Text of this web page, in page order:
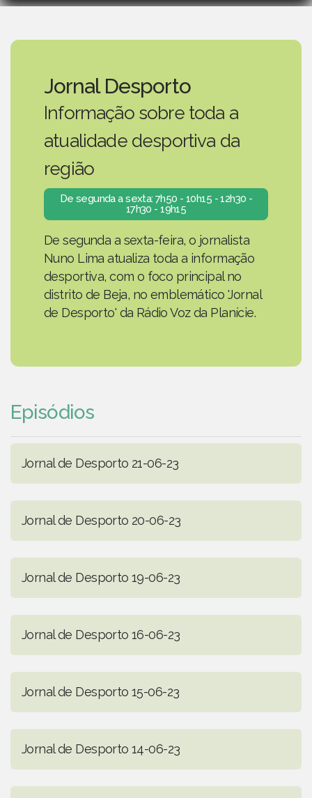
Jornal Desporto
Informação sobre toda a
atualidade desportiva da
região
De segunda a sexta: 7h50 - 10h15 - 12h30 -
17h30 - 19h15
De segunda a sexta-feira, o jornalista
Nuno Lima atualiza toda a informação
desportiva, com o foco principal no
distrito de Beja, no emblemático 'Jornal
de Desporto' da Rádio Voz da Planície.
Episódios
Jornal de Desporto 21-06-23
Jornal de Desporto 20-06-23
Jornal de Desporto 19-06-23
Jornal de Desporto 16-06-23
Jornal de Desporto 15-06-23
Jornal de Desporto 14-06-23